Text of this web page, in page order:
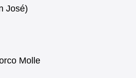
José)
Molle